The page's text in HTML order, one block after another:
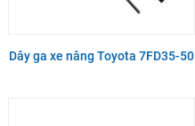
Dây ga xe nâng Toyota 7FD35-50